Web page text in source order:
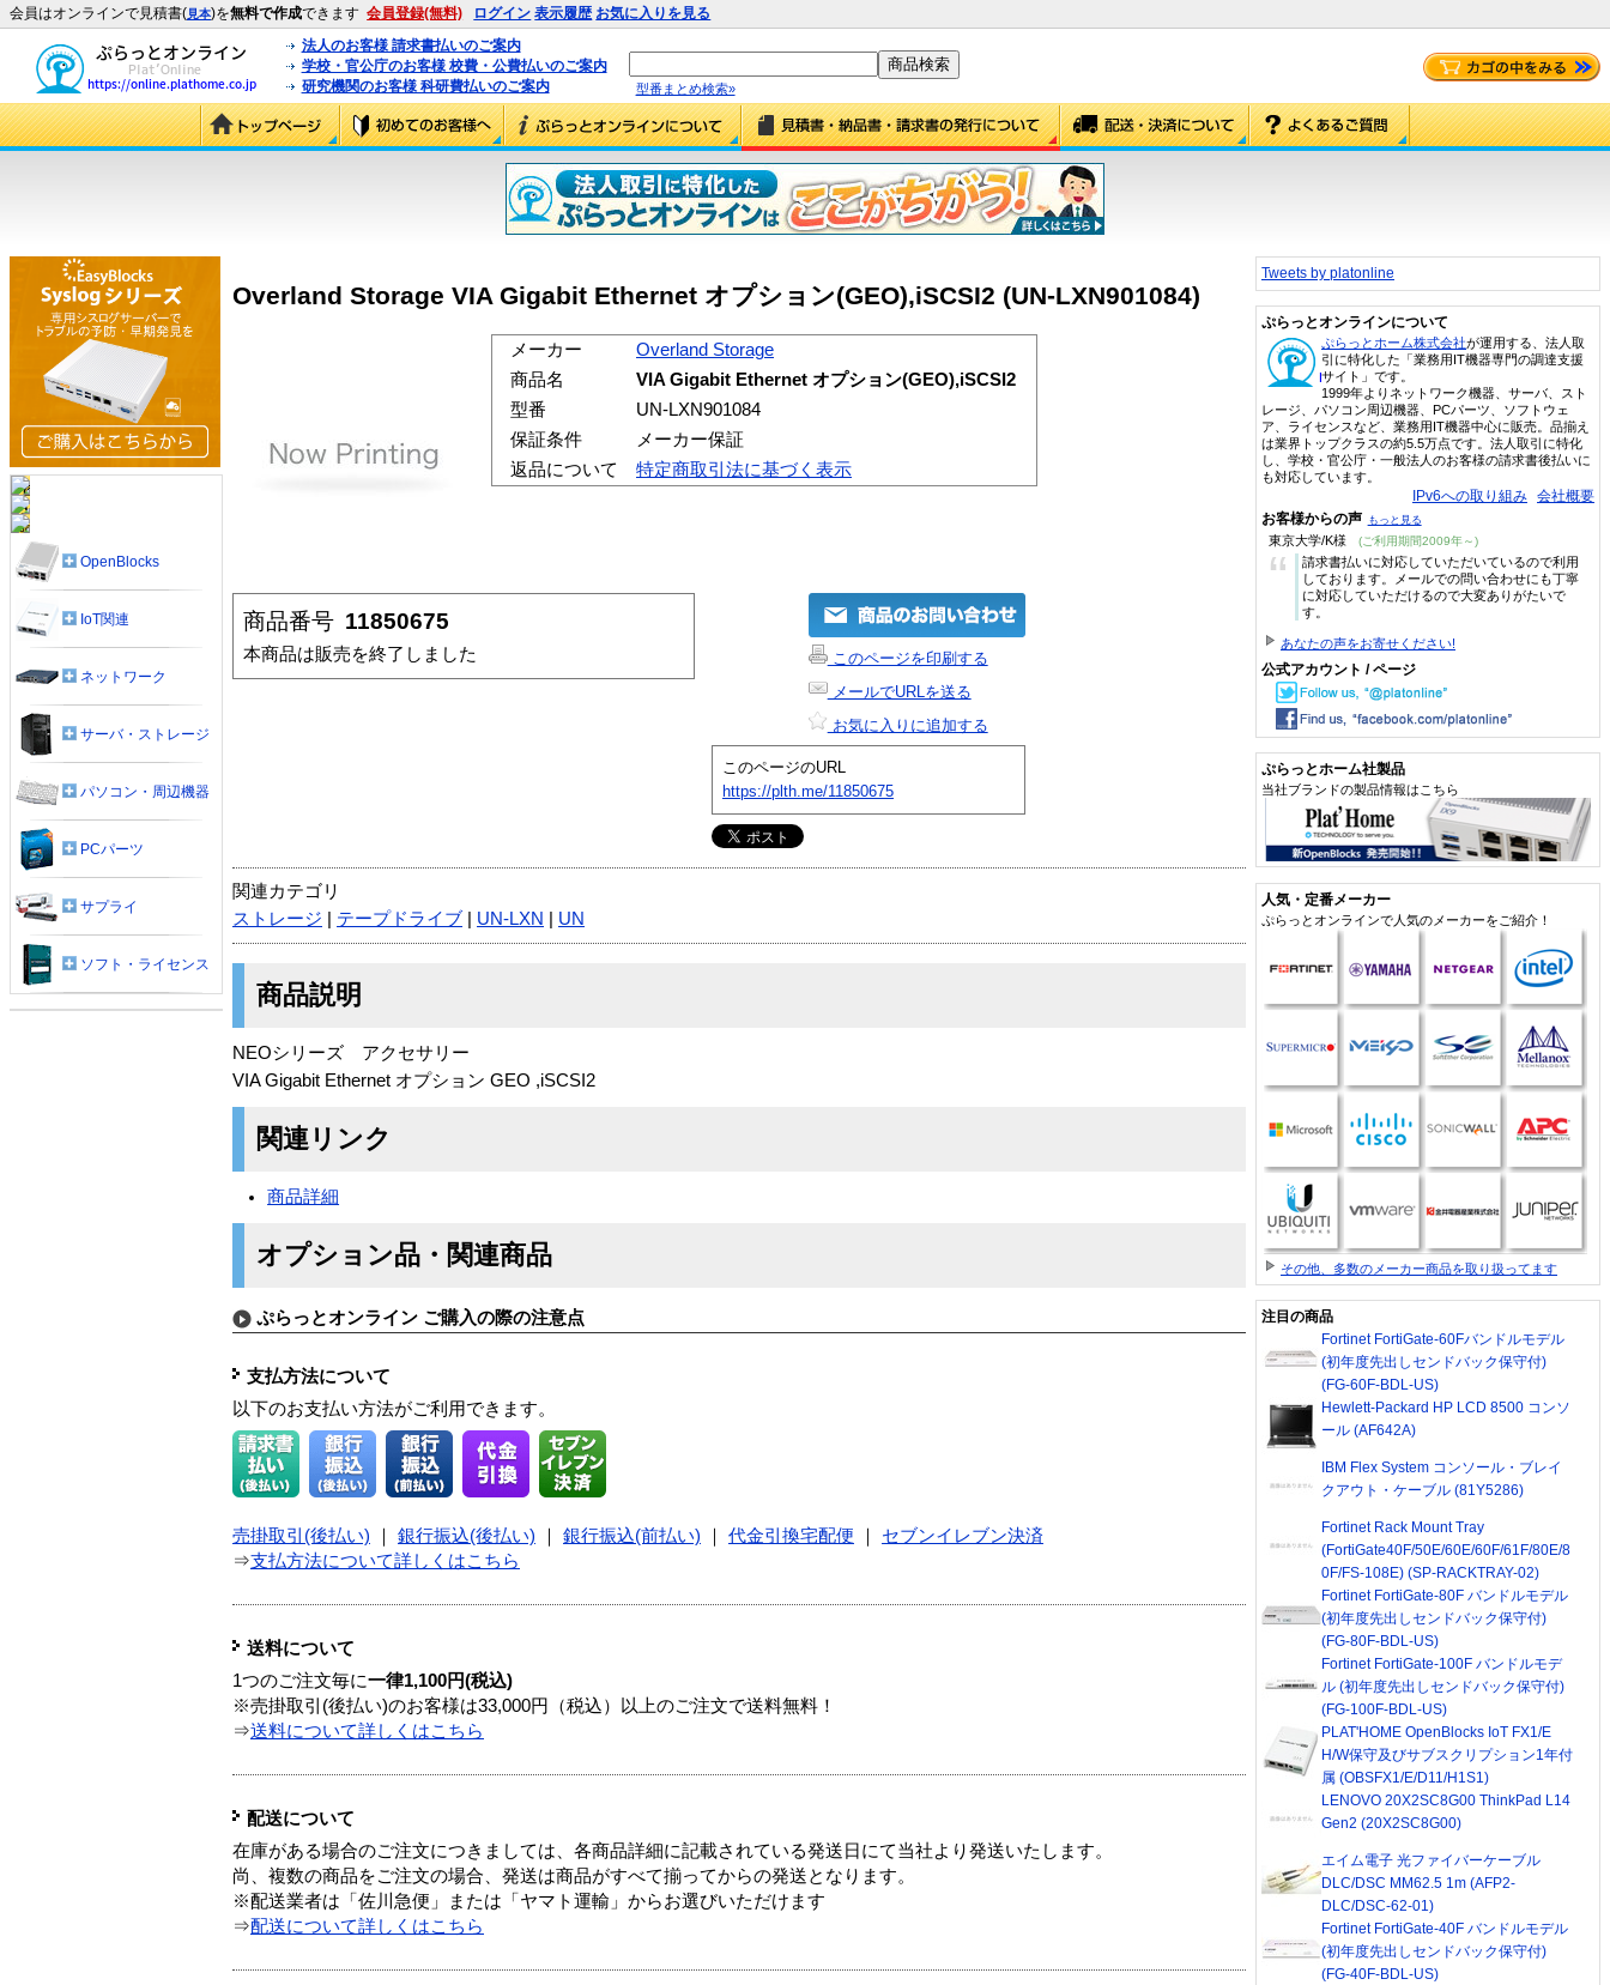
会員はオンラインで見積書(見本)を無料で作成できます 会員登録(無料) ログイン 表示履歴 お気に入りを見る
法人のお客様 請求書払いのご案内
学校・官公庁のお客様 校費・公費払いのご案内
研究機関のお客様 科研費払いのご案内
型番まとめ検索»
Overland Storage VIA Gigabit Ethernet オプション(GEO),iSCSI2 (UN-LXN901084)
メーカー
Overland Storage
商品名
VIA Gigabit Ethernet オプション(GEO),iSCSI2
型番
UN-LXN901084
保証条件
メーカー保証
返品について
特定商取引法に基づく表示
商品番号 11850675
本商品は販売を終了しました
このページを印刷する
メールでURLを送る
お気に入りに追加する
このページのURL
https://plth.me/11850675
関連カテゴリ
ストレージ
テープドライブ UN-LXN UN
商品説明
NEOシリーズ アクセサリー
VIA Gigabit Ethernet オプション GEO ,iSCSI2
関連リンク
商品詳細
オプション品・関連商品
ぷらっとオンライン ご購入の際の注意点
支払方法について
以下のお支払い方法がご利用できます。
売掛取引(後払い) 銀行振込(後払い) 銀行振込(前払い) 代金引換宅配便
セブンイレブン決済
⇒支払方法について詳しくはこちら
送料について
1つのご注文毎に一律1,100円(税込)
※売掛取引(後払い)のお客様は33,000円（税込）以上のご注文で送料無料！
⇒送料について詳しくはこちら
配送について
在庫がある場合のご注文につきましては、各商品詳細に記載されている発送日にて当社より発送いたします。
尚、複数の商品をご注文の場合、発送は商品がすべて揃ってからの発送となります。
※配送業者は「佐川急便」または「ヤマト運輸」からお選びいただけます
⇒配送について詳しくはこちら
OpenBlocks
IoT関連
ネットワーク
サーバ・ストレージ
パソコン・周辺機器
PCパーツ
サプライ
ソフト・ライセンス
Tweets by platonline
ぷらっとオンラインについて
ぷらっとホーム株式会社が運用する、法人取
引に特化した「業務用IT機器専門の調達支援
サイト」です。
1999年よりネットワーク機器、サーバ、スト
レージ、パソコン周辺機器、PCパーツ、ソフトウェ
ア、ライセンスなど、業務用IT機器中心に販売。品揃え
は業界トップクラスの約5.5万点です。法人取引に特化
し、学校・官公庁・一般法人のお客様の請求書後払いに
も対応しています。
IPv6への取り組み 会社概要
お客様からの声 もっと見る
東京大学/K様 (ご利用期間2009年～)
“
請求書払いに対応していただいているので利用
しております。メールでの問い合わせにも丁寧
に対応していただけるので大変ありがたいで
す。
あなたの声をお寄せください!
公式アカウント / ページ
ぷらっとホーム社製品
当社ブランドの製品情報はこちら
人気・定番メーカー
ぷらっとオンラインで人気のメーカーをご紹介！
その他、多数のメーカー商品を取り扱ってます
注目の商品
Fortinet FortiGate-60Fバンドルモデル
(初年度先出しセンドバック保守付)
(FG-60F-BDL-US)
Hewlett-Packard HP LCD 8500 コンソ
ール (AF642A)
IBM Flex System コンソール・ブレイ
クアウト・ケーブル (81Y5286)
Fortinet Rack Mount Tray
(FortiGate40F/50E/60E/60F/61F/80E/8
0F/FS-108E) (SP-RACKTRAY-02)
Fortinet FortiGate-80F バンドルモデル
(初年度先出しセンドバック保守付)
(FG-80F-BDL-US)
Fortinet FortiGate-100F バンドルモデ
ル (初年度先出しセンドバック保守付)
(FG-100F-BDL-US)
PLAT'HOME OpenBlocks IoT FX1/E
H/W保守及びサブスクリプション1年付
属 (OBSFX1/E/D11/H1S1)
LENOVO 20X2SC8G00 ThinkPad L14
Gen2 (20X2SC8G00)
エイム電子 光ファイバーケーブル
DLC/DSC MM62.5 1m (AFP2-
DLC/DSC-62-01)
Fortinet FortiGate-40F バンドルモデル
(初年度先出しセンドバック保守付)
(FG-40F-BDL-US)